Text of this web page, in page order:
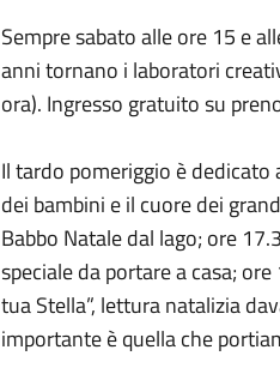
Sempre sabato alle ore 15 e
anni tornano i laboratori
ora). Ingresso gratuito su
Il tardo pomeriggio è dedicato
dei bambini e il cuore dei
Babbo Natale dal lago; ore
speciale da portare a casa;
tua Stella”, lettura natalizia
importante è quella che